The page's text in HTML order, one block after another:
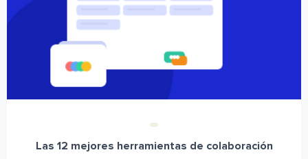
Las 12 mejores herramientas de colaboración